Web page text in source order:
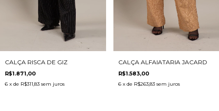
CALÇA RISCA DE GIZ
R$1.871,00
6 x de R$311,83 sem juros
CALÇA ALFAIATARIA JACARD
R$1.583,00
6 x de R$263,83 sem juros